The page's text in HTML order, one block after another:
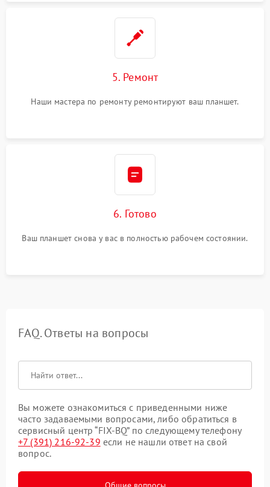
5. Ремонт
Наши мастера по ремонту ремонтируют ваш планшет.
6. Готово
Ваш планшет снова у вас в полностью рабочем состоянии.
FAQ. Ответы на вопросы
Вы можете ознакомиться с приведенными ниже
часто задаваемыми вопросами, либо обратиться в
сервисный центр “FIX-BQ” по следующему телефону
+7 (391) 216-92-39 если не нашли ответ на свой
вопрос.